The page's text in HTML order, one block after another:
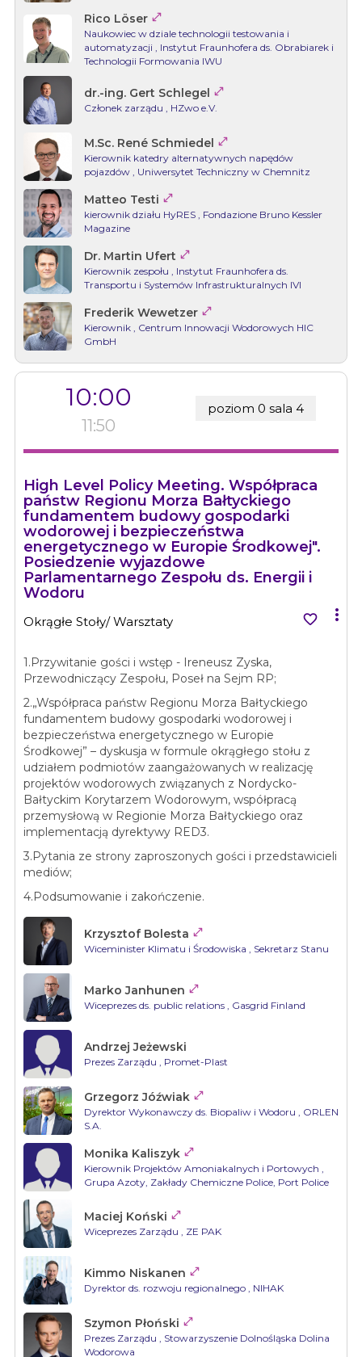
Rico Löser 
Naukowiec w dziale technologii testowania i
automatyzacji
, Instytut Fraunhofera ds. Obrabiarek i
Technologii Formowania IWU
dr.-ing. Gert Schlegel 
Członek zarządu , HZwo e.V.
M.Sc. René Schmiedel 
Kierownik katedry alternatywnych napędów
pojazdów
, Uniwersytet Techniczny w Chemnitz
Matteo Testi 
kierownik działu HyRES , Fondazione Bruno Kessler
Magazine
Dr. Martin Ufert 
Kierownik zespołu , Instytut Fraunhofera ds.
Transportu i Systemów Infrastrukturalnych IVI
Frederik Wewetzer 
Kierownik , Centrum Innowacji Wodorowych HIC
GmbH
10:00
11:50
poziom 0 sala 4
High Level Policy Meeting. Współpraca
państw Regionu Morza Bałtyckiego
fundamentem budowy gospodarki
wodorowej i bezpieczeństwa
energetycznego w Europie Środkowej".
Posiedzenie wyjazdowe
Parlamentarnego Zespołu ds. Energii i
Wodoru
Okrągłe Stoły/ Warsztaty  
1.Przywitanie gości i wstęp - Ireneusz Zyska,
Przewodniczący Zespołu, Poseł na Sejm RP;
2.„Współpraca państw Regionu Morza Bałtyckiego
fundamentem budowy gospodarki wodorowej i
bezpieczeństwa energetycznego w Europie
Środkowej” – dyskusja w formule okrągłego stołu z
udziałem podmiotów zaangażowanych w realizację
projektów wodorowych związanych z Nordycko-
Bałtyckim Korytarzem Wodorowym, współpracą
przemysłową w Regionie Morza Bałtyckiego oraz
implementacją dyrektywy RED3.
3.Pytania ze strony zaproszonych gości i przedstawicieli
mediów;
4.Podsumowanie i zakończenie.
Krzysztof Bolesta 
Wiceminister Klimatu i Środowiska , Sekretarz Stanu
Marko Janhunen 
Wiceprezes ds. public relations , Gasgrid Finland
Andrzej Jeżewski
Prezes Zarządu , Promet-Plast
Grzegorz Jóźwiak 
Dyrektor Wykonawczy ds. Biopaliw i Wodoru , ORLEN
S.A.
Monika Kaliszyk 
Kierownik Projektów Amoniakalnych i Portowych
Grupa Azoty, Zakłady Chemiczne Police, Port Police
Maciej Koński 
Wiceprezes Zarządu , ZE PAK
Kimmo Niskanen 
Dyrektor ds. rozwoju regionalnego , NIHAK
Szymon Płoński 
Prezes Zarządu , Stowarzyszenie Dolnośląska Dolina
Wodorowa